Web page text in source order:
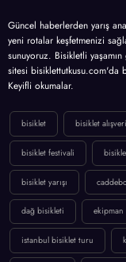
Güncel haberlerden yarış
yeni rotalar keşfetmenizi
sunuyoruz. Bisikletli yaşamın
sitesi bisiklettutkusu.com'da
Keyifli okumalar.
bisiklet bisiklet
bisiklet festivali
bisiklet yarışı
dağ bisikleti ekipman
istanbul bisiklet turu